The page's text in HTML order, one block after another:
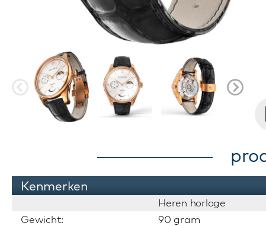
Kenmerken
Heren horloge
Gewicht:
90 gram